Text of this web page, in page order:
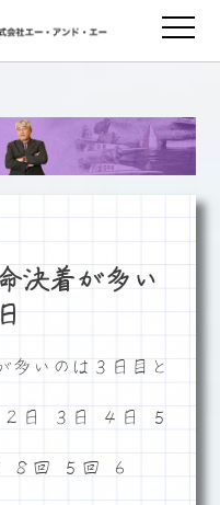
決着が多い
いのは３日目と
日 ３日 ４日 ５
８回 ５回 ６